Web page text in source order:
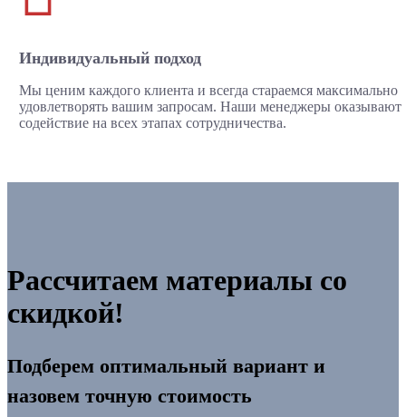
Индивидуальный подход
Мы ценим каждого клиента и всегда стараемся максимально
удовлетворять вашим запросам. Наши менеджеры оказывают
содействие на всех этапах сотрудничества.
Рассчитаем материалы со
скидкой!
Подберем оптимальный вариант и
назовем точную стоимость